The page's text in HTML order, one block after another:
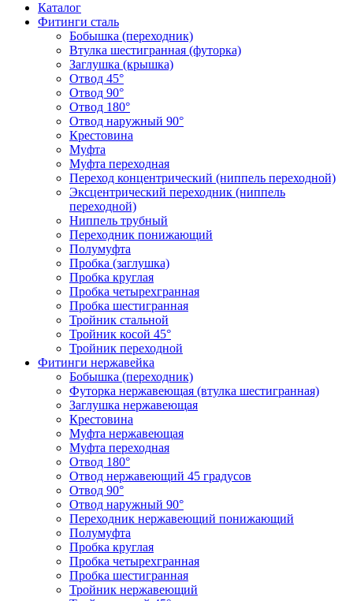
Каталог
Фитинги сталь
Бобышка (переходник)
Втулка шестигранная (футорка)
Заглушка (крышка)
Отвод 45°
Отвод 90°
Отвод 180°
Отвод наружный 90°
Крестовина
Муфта
Муфта переходная
Переход концентрический (ниппель переходной)
Эксцентрический переходник (ниппель
переходной)
Ниппель трубный
Переходник понижающий
Полумуфта
Пробка (заглушка)
Пробка круглая
Пробка четырехгранная
Пробка шестигранная
Тройник стальной
Тройник косой 45°
Тройник переходной
Фитинги нержавейка
Бобышка (переходник)
Футорка нержавеющая (втулка шестигранная)
Заглушка нержавеющая
Крестовина
Муфта нержавеющая
Муфта переходная
Отвод 180°
Отвод нержавеющий 45 градусов
Отвод 90°
Отвод наружный 90°
Переходник нержавеющий понижающий
Полумуфта
Пробка круглая
Пробка четырехгранная
Пробка шестигранная
Тройник нержавеющий